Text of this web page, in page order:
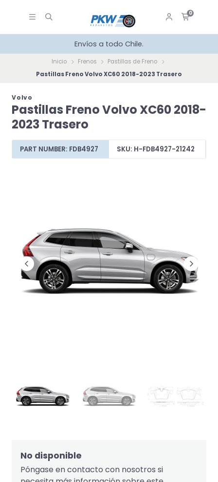
0
Envíos a todo Chile.
Inicio Frenos
Pastillas de Freno
Pastillas Freno Volvo XC60 2018-2023 Trasero
Volvo
Pastillas Freno Volvo XC60 2018-
2023 Trasero
PART NUMBER: FDB4927 SKU: H-FDB4927-21242
No disponible
Póngase en contacto con nosotros si